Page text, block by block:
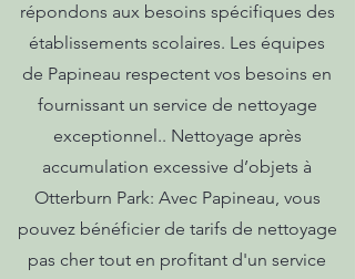
répondons aux besoins spécifiques des
établissements scolaires. Les équipes
de Papineau respectent vos besoins en
fournissant un service de nettoyage
exceptionnel.. Nettoyage après
accumulation excessive d’objets à
Otterburn Park: Avec Papineau, vous
pouvez bénéficier de tarifs de nettoyage
pas cher tout en profitant d'un service